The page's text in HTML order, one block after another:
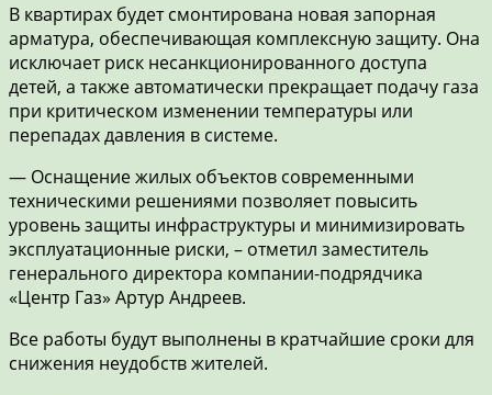
В квартирах будет смонтирована новая запорная
арматура, обеспечивающая комплексную защиту. Она
исключает риск несанкционированного доступа
детей, а также автоматически прекращает подачу газа
при критическом изменении температуры или
перепадах давления в системе.
— Оснащение жилых объектов современными
техническими решениями позволяет повысить
уровень защиты инфраструктуры и минимизировать
эксплуатационные риски, – отметил заместитель
генерального директора компании-подрядчика
«Центр Газ» Артур Андреев.
Все работы будут выполнены в кратчайшие сроки для
снижения неудобств жителей.